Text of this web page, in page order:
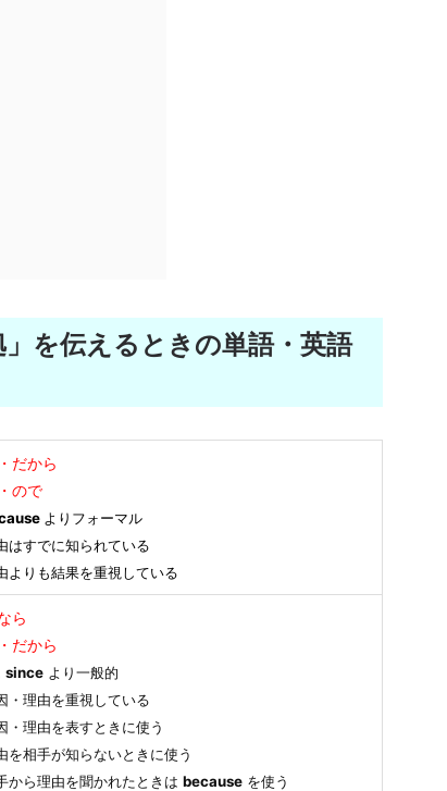
」を伝えるときの単語・英語
だから
ので
よりフォーマル
はすでに知られている
よりも結果を重視している
ら
だから
since より一般的
・理由を重視している
・理由を表すときに使う
を相手が知らないときに使う
から理由を聞かれたときは because を使う